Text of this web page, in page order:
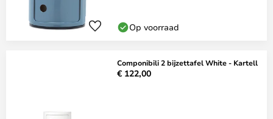
Op voorraad
Componibili 2 bijzettafel White - Kartell
€ 122,00